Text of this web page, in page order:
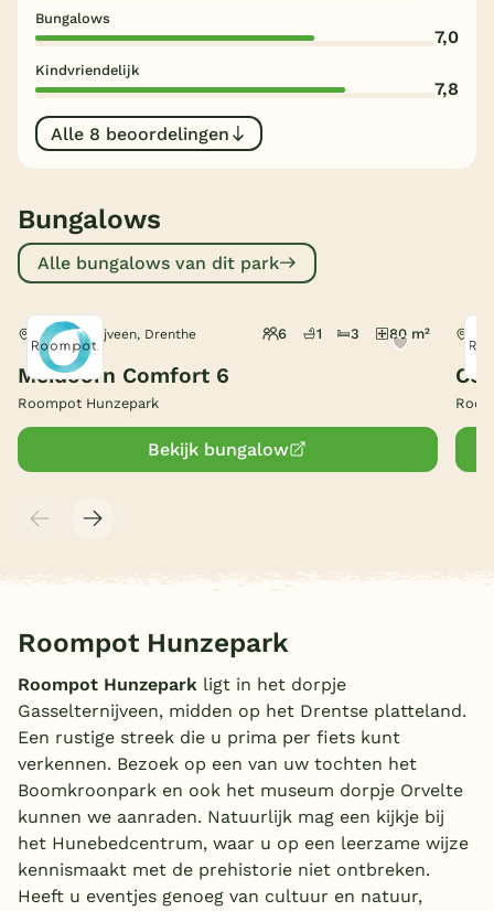
Onze e-boeken
Bungalows
7,0
Kindvriendelijk
7,8
Alle 8 beoordelingen
Bungalows
Alle bungalows van dit park
Gasselternijveen, Drenthe 6 1 3 80 m²
Meidoorn Comfort 6
Roompot Hunzepark
Bekijk bungalow
Roompot Hunzepark
Roompot Hunzepark ligt in het dorpje
Gasselternijveen, midden op het Drentse platteland.
Een rustige streek die u prima per fiets kunt
verkennen. Bezoek op een van uw tochten het
Boomkroonpark en ook het museum dorpje Orvelte
kunnen we aanraden. Natuurlijk mag een kijkje bij
het Hunebedcentrum, waar u op een leerzame wijze
kennismaakt met de prehistorie niet ontbreken.
Heeft u eventjes genoeg van cultuur en natuur,